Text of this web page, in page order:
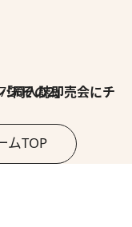
売会にチャレンジ その2」
ムTOP